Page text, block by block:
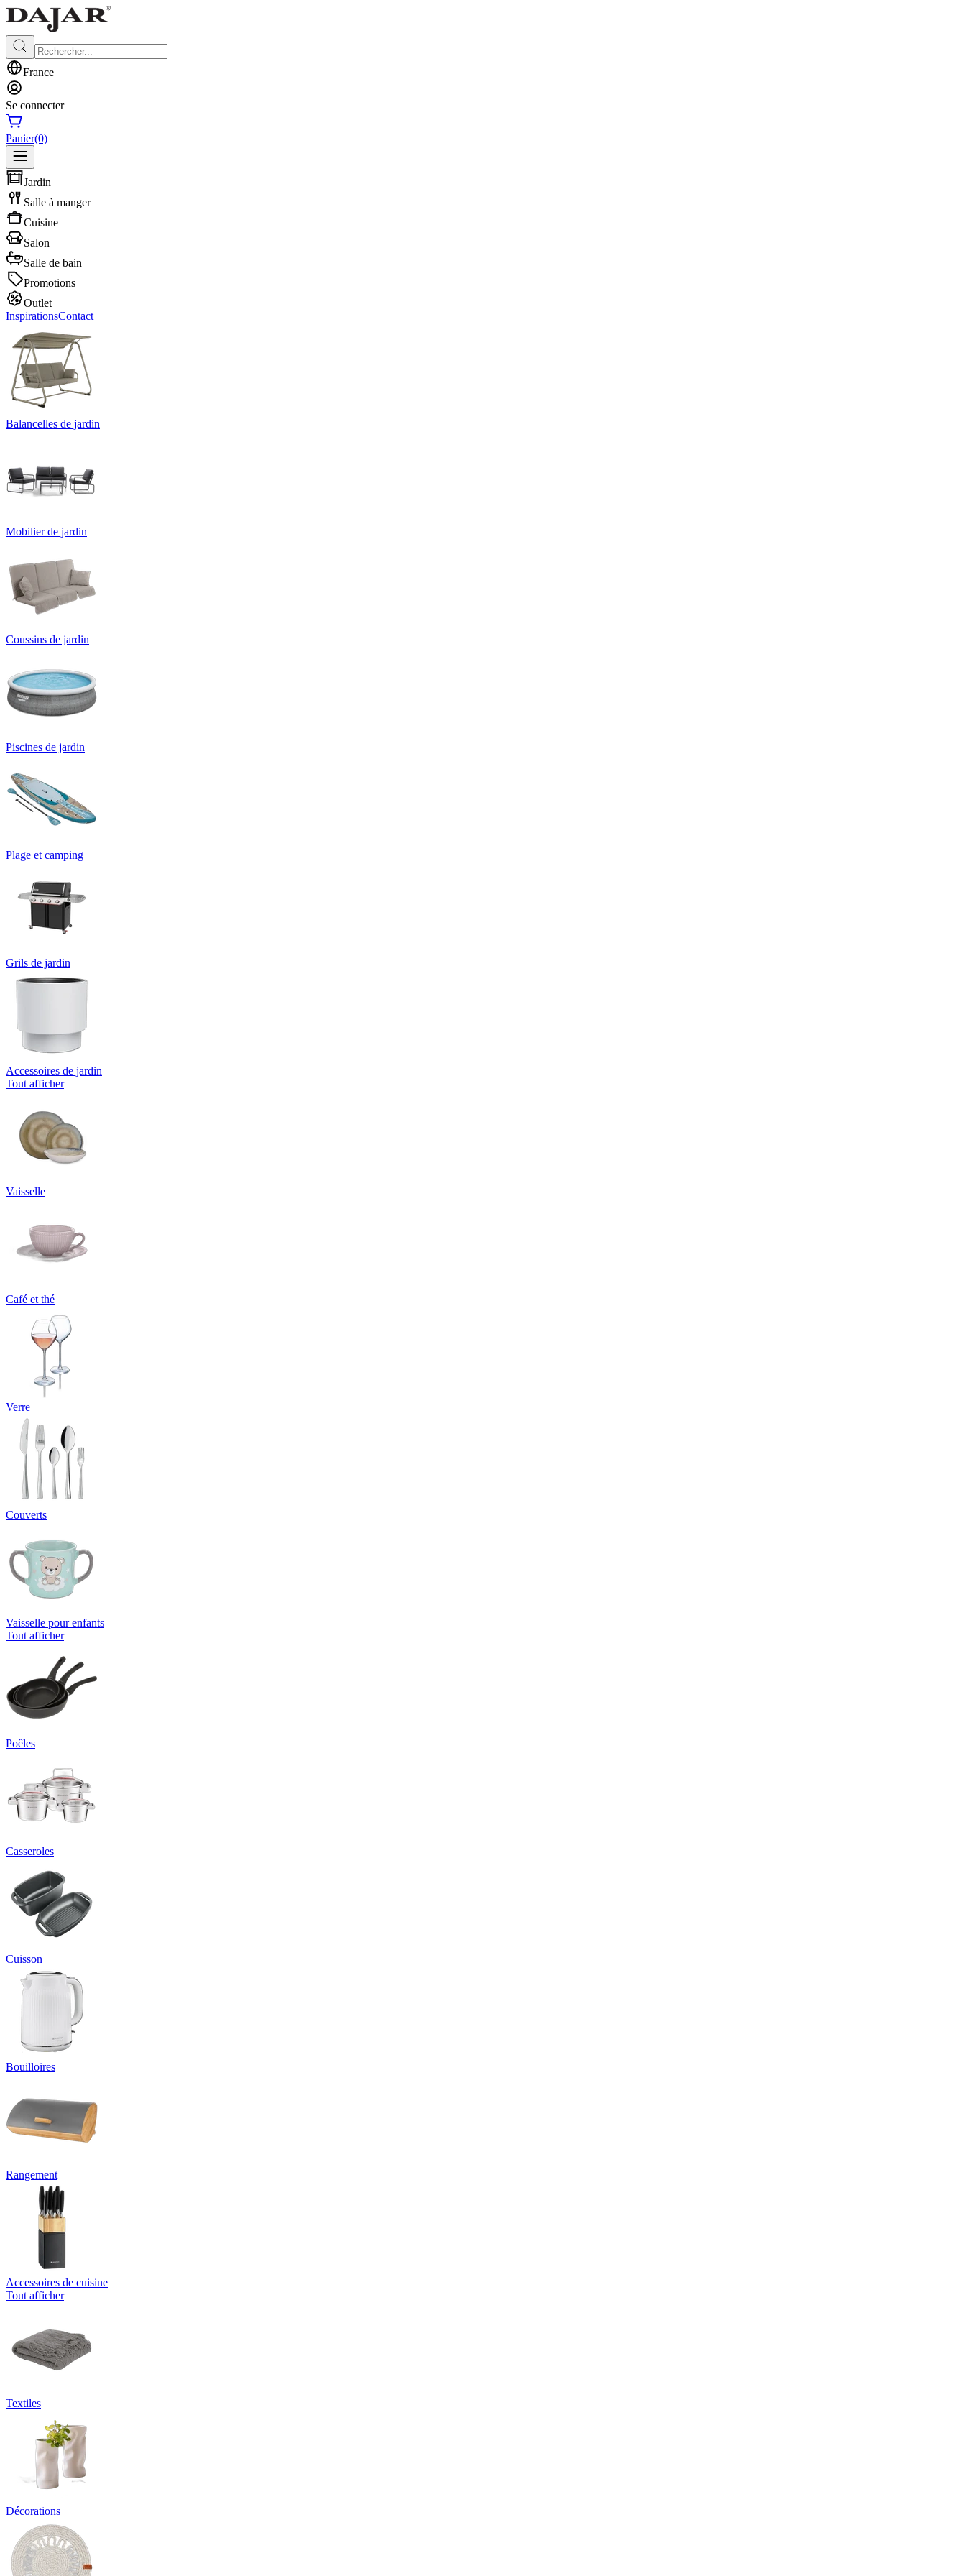
France
Se connecter
Panier(0)
Jardin
Salle à manger
Cuisine
Salon
Salle de bain
Promotions
Outlet
InspirationsContact
Balancelles de jardin
Mobilier de jardin
Coussins de jardin
Piscines de jardin
Plage et camping
Grils de jardin
Accessoires de jardin
Tout afficher
Vaisselle
Café et thé
Verre
Couverts
Vaisselle pour enfants
Tout afficher
Poêles
Casseroles
Cuisson
Bouilloires
Rangement
Accessoires de cuisine
Tout afficher
Textiles
Décorations